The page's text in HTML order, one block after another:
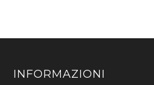
INFORMAZIONI